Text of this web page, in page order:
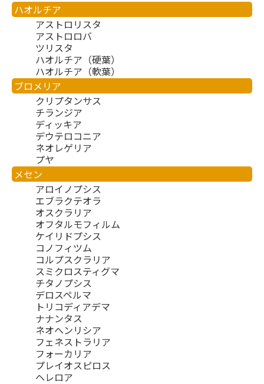
ハオルチア
アストロリスタ
アストロロバ
ツリスタ
ハオルチア（硬葉）
ハオルチア（軟葉）
ブロメリア
クリプタンサス
チランジア
ディッキア
デウテロコニア
ネオレゲリア
プヤ
メセン
アロイノプシス
エブラクテオラ
オスクラリア
オフタルモフィルム
ケイリドプシス
コノフィツム
コルプスクラリア
スミクロスティグマ
チタノプシス
デロスペルマ
トリコディアデマ
ナナンタス
ネオヘンリシア
フェネストラリア
フォーカリア
プレイオスピロス
ヘレロア